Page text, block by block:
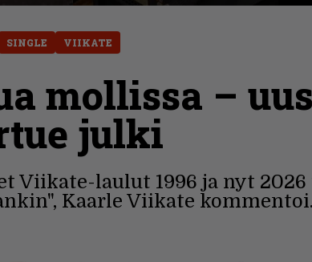
SINGLE VIIKATE
mollissa –
julki
Viikate-laulut 1996 ja nyt
Kaarle Viikate kommentoi.